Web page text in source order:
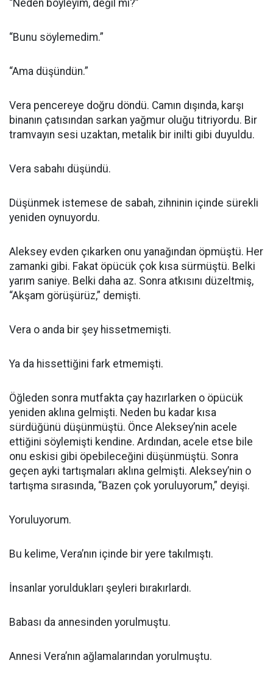
“Neden böyleyim, değil mi?”
“Bunu söylemedim.”
“Ama düşündün.”
Vera pencereye doğru döndü. Camın dışında, karşı
binanın çatısından sarkan yağmur oluğu titriyordu. Bir
tramvayın sesi uzaktan, metalik bir inilti gibi duyuldu.
Vera sabahı düşündü.
Düşünmek istemese de sabah, zihninin içinde sürekli
yeniden oynuyordu.
Aleksey evden çıkarken onu yanağından öpmüştü. Her
zamanki gibi. Fakat öpücük çok kısa sürmüştü. Belki
yarım saniye. Belki daha az. Sonra atkısını düzeltmiş,
“Akşam görüşürüz,” demişti.
Vera o anda bir şey hissetmemişti.
Ya da hissettiğini fark etmemişti.
Öğleden sonra mutfakta çay hazırlarken o öpücük
yeniden aklına gelmişti. Neden bu kadar kısa
sürdüğünü düşünmüştü. Önce Aleksey’nin acele
ettiğini söylemişti kendine. Ardından, acele etse bile
onu eskisi gibi öpebileceğini düşünmüştü. Sonra
geçen ayki tartışmaları aklına gelmişti. Aleksey’nin o
tartışma sırasında, “Bazen çok yoruluyorum,” deyişi.
Yoruluyorum.
Bu kelime, Vera’nın içinde bir yere takılmıştı.
İnsanlar yoruldukları şeyleri bırakırlardı.
Babası da annesinden yorulmuştu.
Annesi Vera’nın ağlamalarından yorulmuştu.